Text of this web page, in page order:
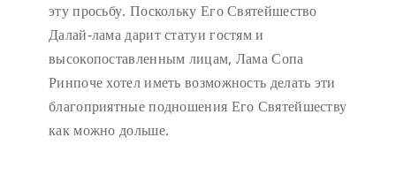
эту просьбу. Поскольку Его Святейшество
Далай-лама дарит статуи гостям и
высокопоставленным лицам, Лама Сопа
Ринпоче хотел иметь возможность делать эти
благоприятные подношения Его Святейшеству
как можно дольше.